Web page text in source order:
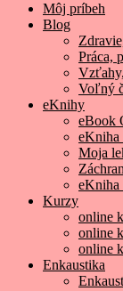
Môj príbeh
Blog
Práca,
Voľný
eKnihy
eBook
eKniha
Moja
eKniha
Kurzy
online
online
online
Enkaustika